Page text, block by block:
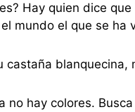
Hay quien dice
mundo el que se ha
no hay colores.